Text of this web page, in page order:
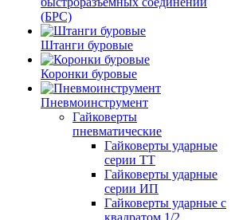
(БРС)
Штанги буровые
Коронки буровые
Пневмоинструмент
Гайковерты
пневматические
Гайковерты ударные
серии ТТ
Гайковерты ударные
серии ИП
Гайковерты ударные с
квадратом 1/2